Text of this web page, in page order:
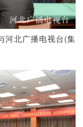
河北广播电视台(集